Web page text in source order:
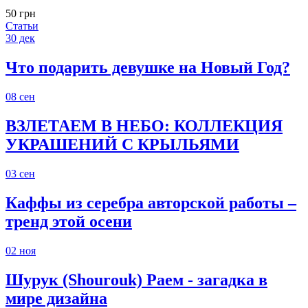
50 грн
Статьи
30 дек
Что подарить девушке на Новый Год?
08 сен
ВЗЛЕТАЕМ В НЕБО: КОЛЛЕКЦИЯ
УКРАШЕНИЙ С КРЫЛЬЯМИ
03 сен
Каффы из серебра авторской работы –
тренд этой осени
02 ноя
Шурук (Shourouk) Раем - загадка в
мире дизайна